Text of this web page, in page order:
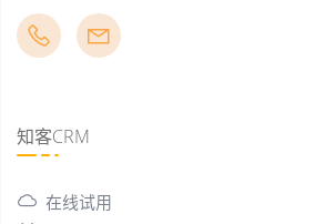
知客CRM
在线试用